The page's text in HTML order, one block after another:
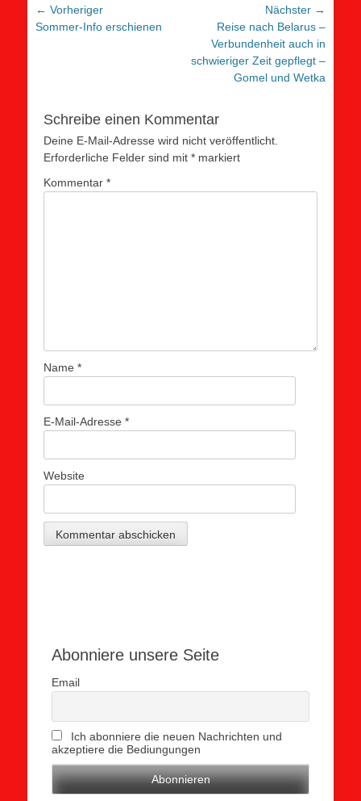
die von der
Elterninitiative an der
Gruppe schöne,
erholsame Tage am
Wiljeka-See im
Beitragsnavigation
← Vorheriger
Vorheriger
Sommer-Info erschienen
Nächster →
Nächster
Beitrag:
Reise nach Belarus –
Verbundenheit auch in
schwieriger Zeit gepflegt –
Gomel und Wetka
Schreibe einen Kommentar
Deine E-Mail-Adresse wird nicht veröffentlicht.
Erforderliche Felder sind mit * markiert
Kommentar *
Name *
E-Mail-Adresse *
Website
Abonniere unsere Seite
Email
Ich abonniere die neuen Nachrichten und
akzeptiere die Bediungungen